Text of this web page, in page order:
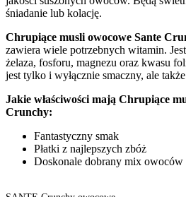
śniadanie lub kolację.
Chrupiące musli owocowe Sante
zawiera wiele potrzebnych witamin.
żelaza, fosforu, magnezu oraz kwasu
jest tylko i wyłącznie smaczny, ale
Jakie właściwości mają Chrupiące
Crunchy:
Fantastyczny smak
Płatki z najlepszych zbóż
Doskonale dobrany mix owoców